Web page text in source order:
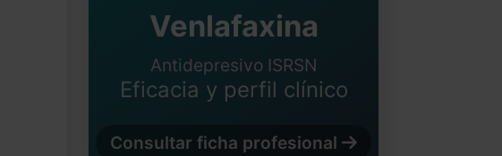
Venlafaxina
Antidepresivo ISRSN
Eficacia y perfil clínico
Consultar ficha profesional